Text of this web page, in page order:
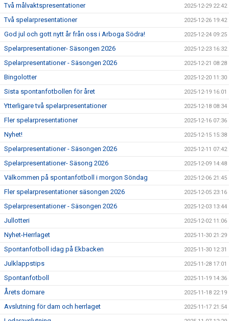
Två målvaktspresentationer 2025-12-29 22:42
Två spelarpresentationer 2025-12-26 19:42
God jul och gott nytt år från oss i Arboga Södra! 2025-12-24 09:25
Spelarpresentationer- Säsongen 2026 2025-12-23 16:32
Spelarpresentationer - Säsongen 2026 2025-12-21 08:28
Bingolotter 2025-12-20 11:30
Sista spontanfotbollen för året 2025-12-19 16:01
Ytterligare två spelarpresentationer 2025-12-18 08:34
Fler spelarpresentationer 2025-12-16 07:36
Nyhet! 2025-12-15 15:38
Spelarpresentationer - Säsongen 2026 2025-12-11 07:42
Spelarpresentationer- Säsong 2026 2025-12-09 14:48
Välkommen på spontanfotboll i morgon Söndag 2025-12-06 21:45
Fler spelarpresentationer säsongen 2026 2025-12-05 23:16
Spelarpresentationer - Säsongen 2026 2025-12-03 13:44
Jullotteri 2025-12-02 11:06
Nyhet-Herrlaget 2025-11-30 21:29
Spontanfotboll idag på Ekbacken 2025-11-30 12:31
Julklappstips 2025-11-28 17:01
Spontanfotboll 2025-11-19 14:36
Årets domare 2025-11-18 22:19
Avslutning för dam och herrlaget 2025-11-17 21:54